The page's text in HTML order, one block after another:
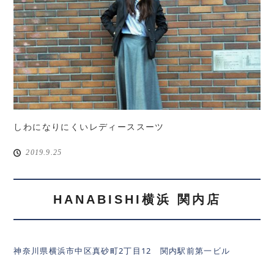
しわになりにくいレディーススーツ
2019.9.25
HANABISHI横浜 関内店
神奈川県横浜市中区真砂町2丁目12 関内駅前第一ビル